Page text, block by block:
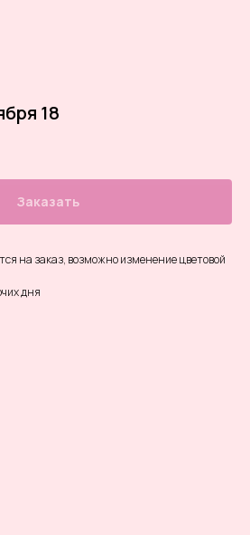
18
Заказать
на заказ, возможно изменение цветовой
дня